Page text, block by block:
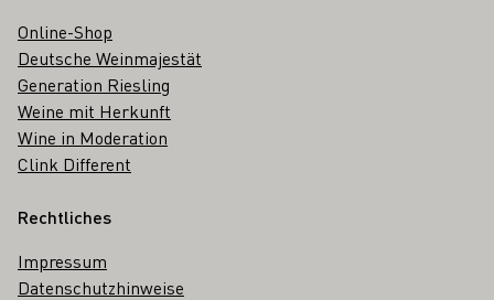
Online-Shop
Deutsche Weinmajestät
Generation Riesling
Weine mit Herkunft
Wine in Moderation
Clink Different
Rechtliches
Impressum
Datenschutzhinweise